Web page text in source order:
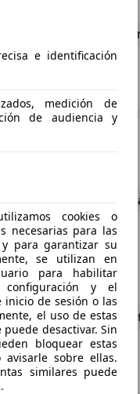
10.000 km
e identificación
medición de
de audiencia y
cookies o
necesarias para las
para garantizar su
se utilizan en
para habilitar
y el
de sesión o las
el uso de estas
desactivar. Sin
bloquear estas
sobre ellas.
similares puede